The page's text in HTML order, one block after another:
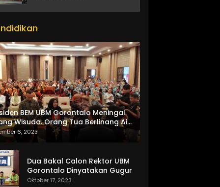
BEM UBM Gorontalo Meningal
Wisuda. Orang Tua Berlinang Air
Menerima SKL dan Pemasangan
6, 2023
Dua Bakal Calon Rektor UBM
Gorontalo Dinyatakan Gugur
Oktober 17, 2023